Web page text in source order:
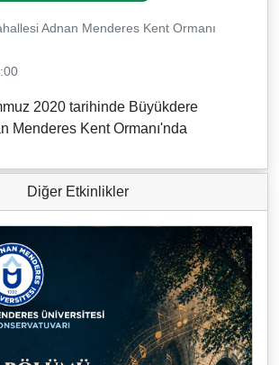
Adnan Menderes Kent Ormanı
2020 tarihinde Büyükdere
Menderes Kent Ormanı'nda
Diğer Etkinlikler